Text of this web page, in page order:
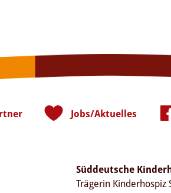
Jobs/Aktuelles
Süddeutsche
Trägerin Kinderhospiz